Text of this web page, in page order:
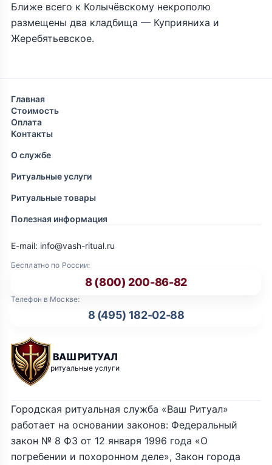
Ближе всего к Колычёвскому некрополю
размещены два кладбища — Куприяниха и
Жеребятьевское.
Главная
Стоимость
Оплата
Контакты
О службе
Ритуальные услуги
Ритуальные товары
Полезная информация
ВАШ РИТУАЛ
ритуальные услуги
Бесплатно по России:
8 (800) 200-86-82
Телефон в Москве:
8 (495) 182-02-88
E-mail: info@vash-ritual.ru
Городская ритуальная служба «Ваш Ритуал»
работает на основании законов: Федеральный
закон № 8 ФЗ от 12 января 1996 года «О
погребении и похоронном деле», Закон города